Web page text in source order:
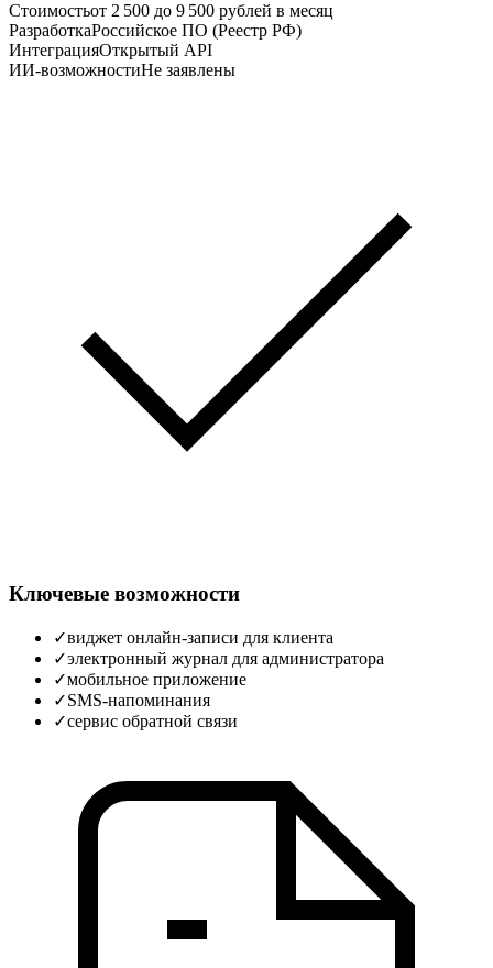
Стоимостьот 2 500 до 9 500 рублей в месяц
РазработкаРоссийское ПО (Реестр РФ)
ИнтеграцияОткрытый API
ИИ-возможностиНе заявлены
Ключевые возможности
✓виджет онлайн‑записи для клиента
✓электронный журнал для администратора
✓мобильное приложение
✓SMS‑напоминания
✓сервис обратной связи